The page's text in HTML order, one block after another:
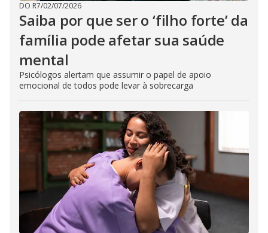
DO R7/02/07/2026
Saiba por que ser o ‘filho forte’ da
família pode afetar sua saúde
mental
Psicólogos alertam que assumir o papel de apoio
emocional de todos pode levar à sobrecarga